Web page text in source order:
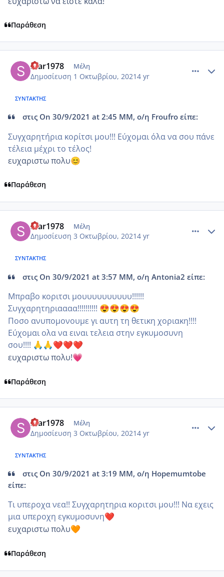
Παράθεση
Star1978 Μέλη
Δημοσίευση 1 Οκτωβρίου, 20214 yr
ΣΥΝΤΆΚΤΗΣ
στις On 30/9/2021 at 2:45 ΜΜ, ο/η Froufro είπε:
Συγχαρητήρια κορίτσι μου!!! Εύχομαι όλα να σου πάνε
τέλεια μέχρι το τέλος!
ευχαριστω πολυ😊
Παράθεση
Star1978 Μέλη
Δημοσίευση 3 Οκτωβρίου, 20214 yr
ΣΥΝΤΆΚΤΗΣ
στις On 30/9/2021 at 3:57 ΜΜ, ο/η Antonia2 είπε:
Μπραβο κοριτσι μουυυυυυυυυυ!!!!!!
Συγχαρητηριαααα!!!!!!!!!! 😍😍😍😍
Ποσο ανυπομονουμε γι αυτη τη θετικη χοριακη!!!!
Εύχομαι ολα να ειναι τελεια στην εγκυμοσυνη
σου!!!! 🙏 🙏❤️❤️❤️
ευχαριστω πολυ!💗
Παράθεση
Star1978 Μέλη
Δημοσίευση 3 Οκτωβρίου, 20214 yr
ΣΥΝΤΆΚΤΗΣ
στις On 30/9/2021 at 3:19 ΜΜ, ο/η Hopemumtobe
είπε:
Τι υπεροχα νεα!! Συγχαρητηρια κοριτσι μου!!! Να εχεις
μια υπεροχη εγκυμοσυνη❤️
ευχαριστω πολυ🧡
Παράθεση